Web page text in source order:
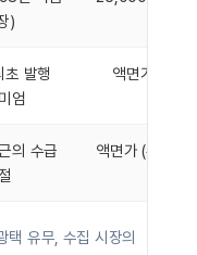
)
발행
엄
액면가 ~ 수
의 수급
액면가 (유통 프
택 유무, 수집 시장의